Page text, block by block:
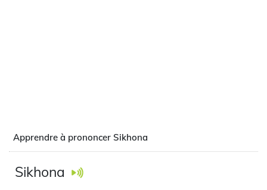
Apprendre à prononcer Sikhona
Sikhona